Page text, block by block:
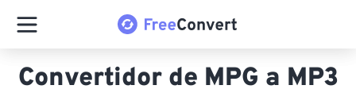
Convertidor de MPG a MP3